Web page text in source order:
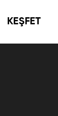
KEŞFET